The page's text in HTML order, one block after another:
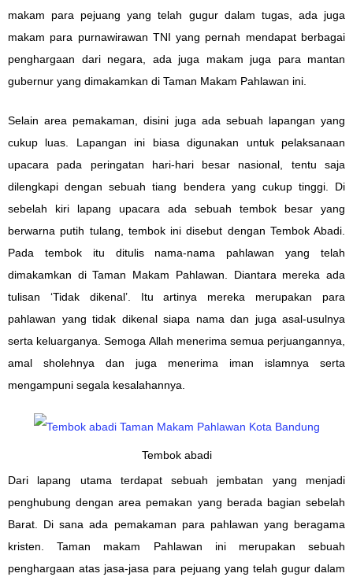
makam para pejuang yang telah gugur dalam tugas, ada juga
makam para purnawirawan TNI yang pernah mendapat berbagai
penghargaan dari negara, ada juga makam juga para mantan
gubernur yang dimakamkan di Taman Makam Pahlawan ini.
Selain area pemakaman, disini juga ada sebuah lapangan yang
cukup luas. Lapangan ini biasa digunakan untuk pelaksanaan
upacara pada peringatan hari-hari besar nasional, tentu saja
dilengkapi dengan sebuah tiang bendera yang cukup tinggi. Di
sebelah kiri lapang upacara ada sebuah tembok besar yang
berwarna putih tulang, tembok ini disebut dengan Tembok Abadi.
Pada tembok itu ditulis nama-nama pahlawan yang telah
dimakamkan di Taman Makam Pahlawan. Diantara mereka ada
tulisan ‘Tidak dikenal’. Itu artinya mereka merupakan para
pahlawan yang tidak dikenal siapa nama dan juga asal-usulnya
serta keluarganya. Semoga Allah menerima semua perjuangannya,
amal sholehnya dan juga menerima iman islamnya serta
mengampuni segala kesalahannya.
Tembok abadi
Dari lapang utama terdapat sebuah jembatan yang menjadi
penghubung dengan area pemakan yang berada bagian sebelah
Barat. Di sana ada pemakaman para pahlawan yang beragama
kristen. Taman makam Pahlawan ini merupakan sebuah
penghargaan atas jasa-jasa para pejuang yang telah gugur dalam